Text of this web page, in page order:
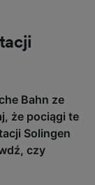
Bahn ze
że pociągi te
Solingen
czy